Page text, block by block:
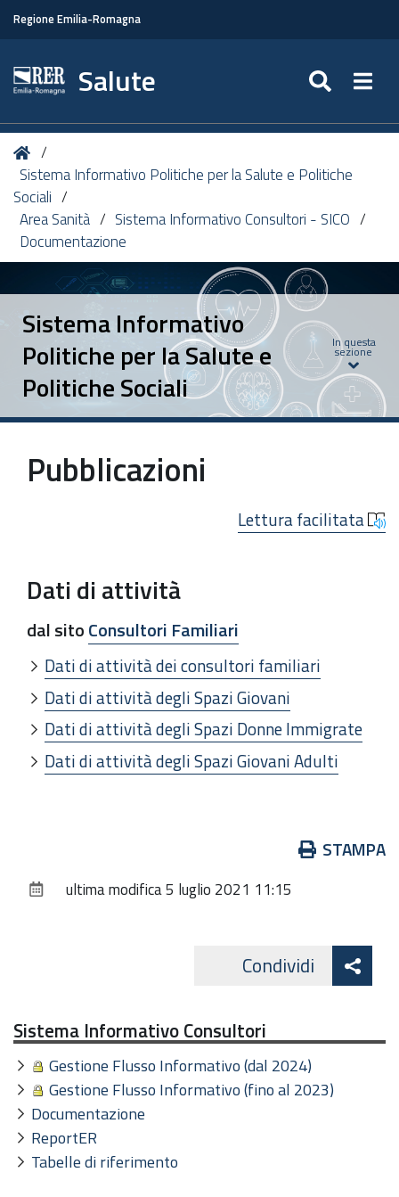
Regione Emilia-Romagna
Salute
Tu
sei
qui:
Home
Sistema Informativo Politiche per la Salute e Politiche
Sociali
Area Sanità
Sistema Informativo Consultori - SICO
Documentazione
Sistema Informativo
Politiche per la Salute e
Politiche Sociali
In questa
sezione
Pubblicazioni
Lettura facilitata
Dati di attività
dal sitoConsultori Familiari
Dati di attività dei consultori familiari
Dati di attività degli Spazi Giovani
Dati di attività degli Spazi Donne Immigrate
Dati di attività degli Spazi Giovani Adulti
documento
STAMPA
ultima modifica5 luglio 2021 11:15
Condividi
Sistema Informativo Consultori
Gestione Flusso Informativo (dal 2024)
Gestione Flusso Informativo (fino al 2023)
Documentazione
ReportER
Tabelle di riferimento